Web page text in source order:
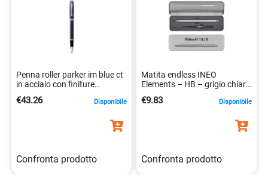
Penna roller parker im blue ct
in acciaio con finiture
€43.26 Disponibile
Confronta prodotto
Matita endless INEO
Elements – HB – grigio chiaro
€9.83 Disponibile
Confronta prodotto